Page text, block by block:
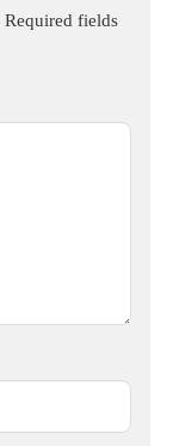
Required fields